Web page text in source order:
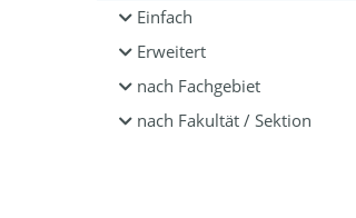
Einfach
Erweitert
nach Fachgebiet
nach Fakultät / Sektion